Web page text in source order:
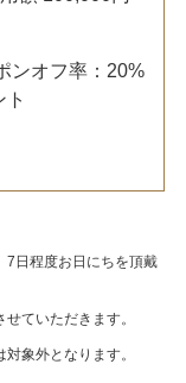
ンオフ率：20%
日程度お日にちを頂戴
ていただきます。
象外となります。